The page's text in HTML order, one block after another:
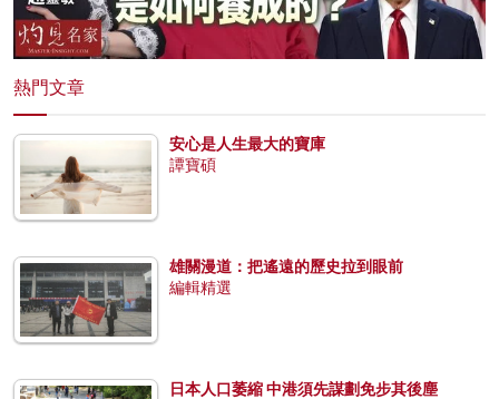
熱門文章
安心是人生最大的寶庫
譚寶碩
雄關漫道：把遙遠的歷史拉到眼前
編輯精選
日本人口萎縮 中港須先謀劃免步其後塵